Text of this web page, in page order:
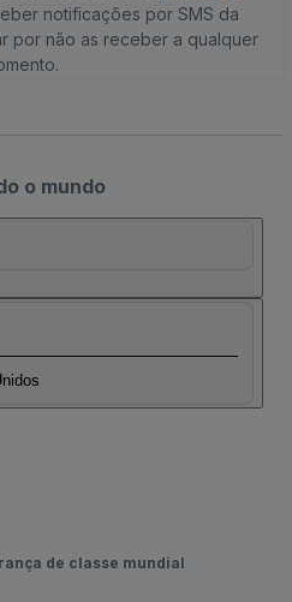
notificações por SMS da
por não as receber a qualquer
o mundo
de classe mundial